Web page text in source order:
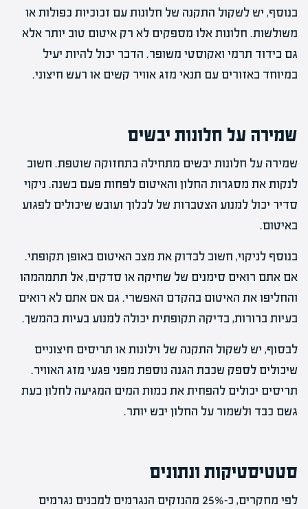
בנוסף, יש לשקול התקנה של חלונות עם זכוכיות כפולות או
משולשות. חלונות אלו מספקים לא רק איטום טוב יותר אלא
גם בידוד תרמי ואקוסטי משופר. הדבר יכול להיות יעיל
במיוחד באזורים עם תנאי מזג אוויר קשים או רעש חיצוני.
שמירה על חלונות יבשים
שמירה על חלונות יבשים מתחילה בתחזוקה שוטפת. חשוב
לנקות את מסגרות החלון והאיטום לפחות פעם בשנה. ניקוי
סדיר יכול למנוע הצטברות של לכלוך ועובש שיכולים לפגוע
באיטום.
בנוסף לניקוי, חשוב לבדוק את מצב האיטום באופן תקופתי.
אם אתם רואים סימנים של שחיקה או סדקים, אל תתמהמהו
והחליפו את האיטום בהקדם האפשרי. גם אם אתם לא רואים
בעיות ברורות, בדיקה תקופתית יכולה למנוע בעיות בהמשך.
לבסוף, יש לשקול התקנה של וילונות או תריסים חיצוניים
שיכולים לספק שכבת הגנה נוספת מפני פגעי מזג האוויר.
תריסים יכולים להפחית את כמות המים המגיעה לחלון בעת
גשם כבד ולשמור על החלון יבש יותר.
סטטיסטיקות ונתונים
לפי מחקרים, כ-25% מהנזקים הנגרמים למבנים נגרמים